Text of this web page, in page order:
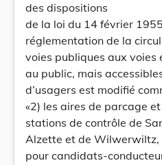
des dispositions
de la loi du 14 février
réglementation de la
voies publiques aux voies
au public, mais
d’usagers est modifié
«2) les aires de parcage
stations de contrôle de
Alzette et de Wilwerwiltz,
pour candidats-